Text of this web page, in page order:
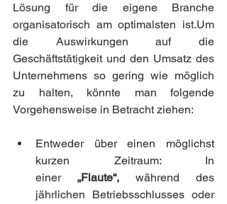
Lösung für die eigene Branche
organisatorisch am optimalsten ist.Um
die Auswirkungen auf die
Geschäftstätigkeit und den Umsatz des
Unternehmens so gering wie möglich
zu halten, könnte man folgende
Vorgehensweise in Betracht ziehen:
Entweder über einen möglichst
kurzen Zeitraum: In
einer „Flaute“, während des
jährlichen Betriebsschlusses oder